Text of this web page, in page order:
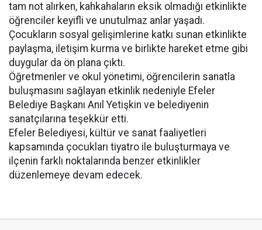
tam not alırken, kahkahaların eksik olmadığı etkinlikte
öğrenciler keyifli ve unutulmaz anlar yaşadı.
Çocukların sosyal gelişimlerine katkı sunan etkinlikte
paylaşma, iletişim kurma ve birlikte hareket etme gibi
duygular da ön plana çıktı.
Öğretmenler ve okul yönetimi, öğrencilerin sanatla
buluşmasını sağlayan etkinlik nedeniyle Efeler
Belediye Başkanı Anıl Yetişkin ve belediyenin
sanatçılarına teşekkür etti.
Efeler Belediyesi, kültür ve sanat faaliyetleri
kapsamında çocukları tiyatro ile buluşturmaya ve
ilçenin farklı noktalarında benzer etkinlikler
düzenlemeye devam edecek.